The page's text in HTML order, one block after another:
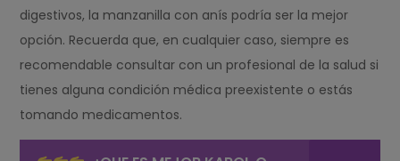
digestivos, la manzanilla con anís podría ser la mejor
opción. Recuerda que, en cualquier caso, siempre es
recomendable consultar con un profesional de la salud si
tienes alguna condición médica preexistente o estás
tomando medicamentos.